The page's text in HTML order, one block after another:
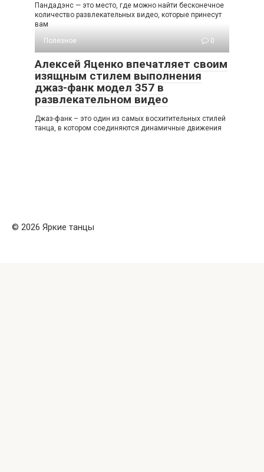
Пандадэнс — это место, где можно найти бесконечное
количество развлекательных видео, которые принесут
вам
Полезное
0
Алексей Яценко впечатляет своим
изящным стилем выполнения
джаз-фанк модел 357 в
развлекательном видео
Джаз-фанк – это один из самых восхитительных стилей
танца, в котором соединяются динамичные движения
© 2026 Яркие танцы